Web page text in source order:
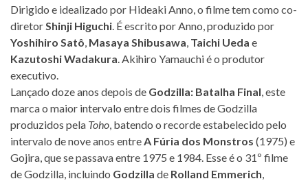
Dirigido e idealizado por Hideaki Anno, o filme tem como co-
diretorShinji Higuchi. É escrito por Anno, produzido por
Yoshihiro Satô, Masaya Shibusawa, Taichi Ueda e
Kazutoshi Wadakura. Akihiro Yamauchi é o produtor
executivo.
Lançado doze anos depois de Godzilla: Batalha Final, este
marca o maior intervalo entre dois filmes de Godzilla
produzidos pela Toho, batendo o recorde estabelecido pelo
intervalo de nove anos entreA Fúria dos Monstros (1975) e
Gojira, que se passava entre 1975 e 1984. Esse é o 31º filme
de Godzilla, incluindo Godzilla de Rolland Emmerich,